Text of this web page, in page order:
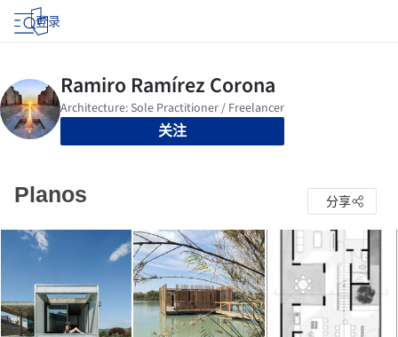
登录
关注
Planos 分享